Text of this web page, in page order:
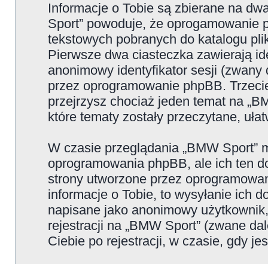
Informacje o Tobie są zbierane na
Sport” powoduje, że oprogamowanie
tekstowych pobranych do katalogu
Pierwsze dwa ciasteczka zawierają
anonimowy identyfikator sesji (zwany
przez oprogramowanie phpBB.
przejrzysz chociaż jeden temat na
które tematy zostały przeczytane,
W czasie przeglądania „BMW
oprogramowania phpBB, ale ich ten
strony utworzone przez
informacje o Tobie, to wysyłanie ich
napisane jako anonimowy
rejestracji na „BMW Sport” (zwane
Ciebie po rejestracji, w czasie, gdy